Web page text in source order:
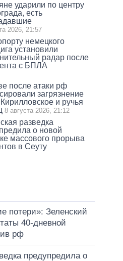
ударили по центру
есть
2026, 21:57
немецкого
установили
радар после
с БПЛА
после атаки рф
загрязнение
и ручья
8 августа 2026, 21:12
разведка
о новой
массового прорыва
в Сеуту
потери»: Зеленский
40-дневной
рф
предупредила о